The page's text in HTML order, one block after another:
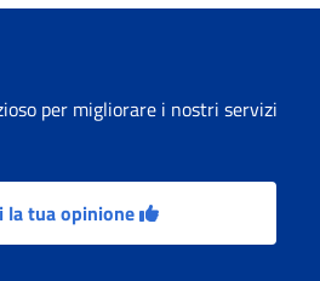
per migliorare i nostri servizi
la tua opinione